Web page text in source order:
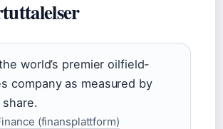
world’s premier oilfield-
company as measured by
share.
(finansplattform)